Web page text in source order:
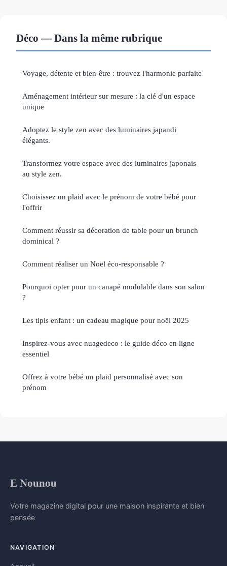
Déco — Dans la même rubrique
Voyage, détente et bien-être : trouvez l'harmonie parfaite
Aménagement intérieur sur mesure : la clé d'un espace
unique
Adoptez le style zen avec des luminaires japandi
élégants.
Transformez votre espace avec des luminaires japonais
au style zen.
Choisissez un plaid avec le prénom de votre bébé pour
l'offrir
Comment réussir sa décoration de table pour un brunch
dominical ?
Comment réaliser un Noël éco-responsable ?
Pourquoi opter pour un canapé modulable dans son salon
?
Les tipis enfant : un cadeau magique pour noël 2025
Inspirez-vous avec nuagedeco : le guide déco en ligne
essentiel
Offrez à votre bébé un plaid personnalisé avec son
prénom
E Nounou
Votre magazine digital pour une maison inspirante et bien
pensée
NAVIGATION